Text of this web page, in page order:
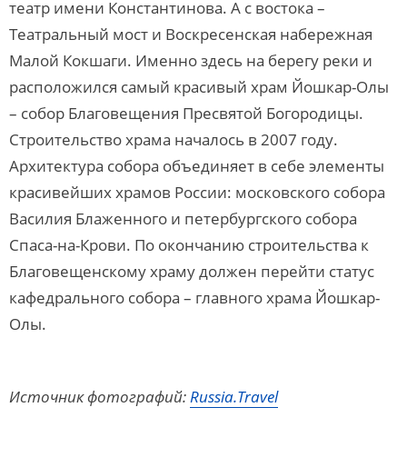
театр имени Константинова. А с востока –
Театральный мост и Воскресенская набережная
Малой Кокшаги. Именно здесь на берегу реки и
расположился самый красивый храм Йошкар-Олы
– собор Благовещения Пресвятой Богородицы.
Строительство храма началось в 2007 году.
Архитектура собора объединяет в себе элементы
красивейших храмов России: московского собора
Василия Блаженного и петербургского собора
Спаса-на-Крови. По окончанию строительства к
Благовещенскому храму должен перейти статус
кафедрального собора – главного храма Йошкар-
Олы.
Источник фотографий:Russia.Travel